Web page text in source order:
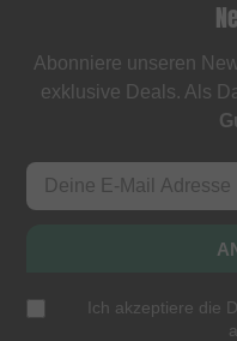
Abonniere unseren
exklusive Deals. Als
Ich akzeptiere die